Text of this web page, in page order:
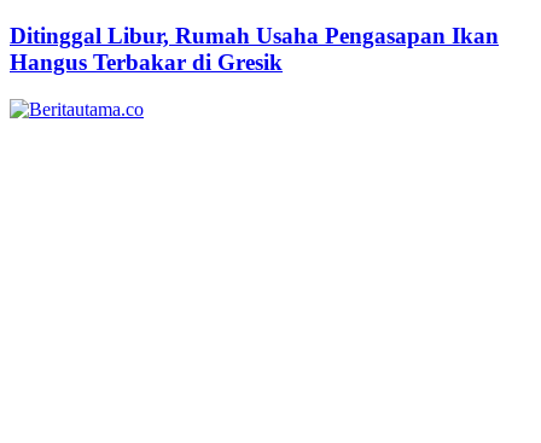
Ditinggal Libur, Rumah Usaha Pengasapan Ikan
Hangus Terbakar di Gresik